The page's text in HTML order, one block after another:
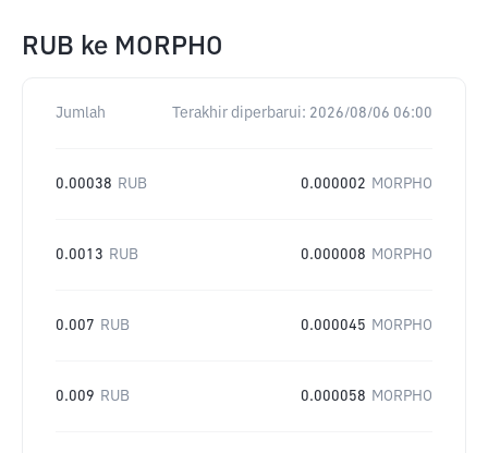
RUB ke MORPHO
Jumlah Terakhir diperbarui: 2026/08/06 06:00
0.00038 RUB 0.000002 MORPHO
0.0013 RUB 0.000008 MORPHO
0.007 RUB 0.000045 MORPHO
0.009 RUB 0.000058 MORPHO